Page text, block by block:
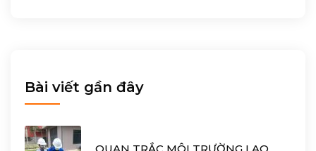
Bài viết gần đây
QUAN TRẮC MÔI TRƯỜNG LAO